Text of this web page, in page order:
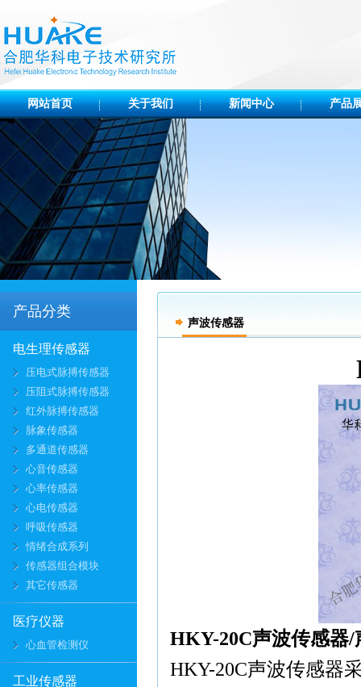
网站首页 关于我们 新闻中心 产品
产品分类
电生理传感器
压电式脉搏传感器
压阻式脉搏传感器
红外脉搏传感器
脉象传感器
多通道传感器
心音传感器
心率传感器
心电传感器
呼吸传感器
情绪合成系列
传感器组合模块
其它传感器
医疗仪器
心血管检测仪
工业传感器
声波传感器
HKY-20C声波传感器
HKY-20C声波传感器